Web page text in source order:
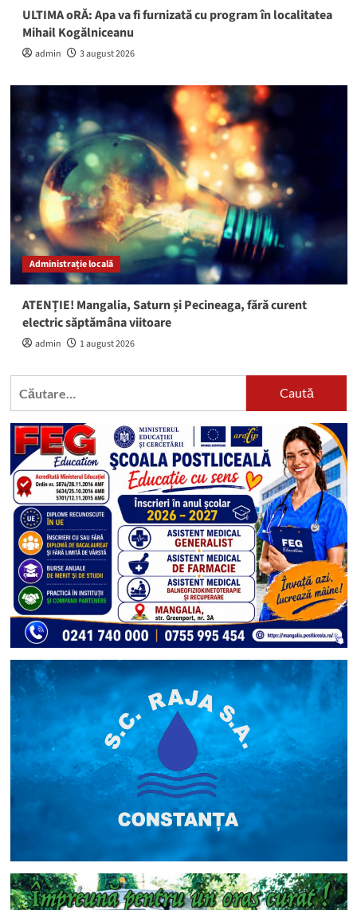
ULTIMA oRĂ: Apa va fi furnizată cu program în localitatea
Mihail Kogălniceanu
admin 3 august 2026
Administrație locală
ATENȚIE! Mangalia, Saturn și Pecineaga, fără curent
electric săptămâna viitoare
admin 1 august 2026